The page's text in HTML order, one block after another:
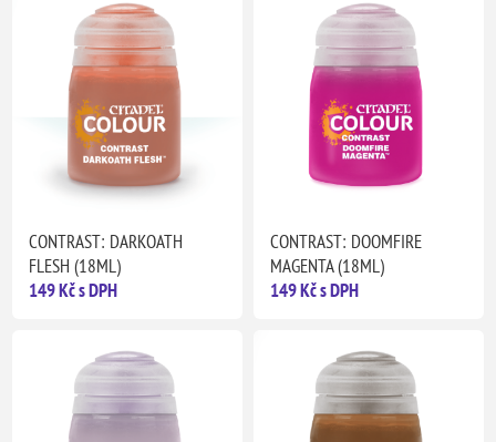
CONTRAST: DARKOATH
FLESH (18ML)
149 Kč s DPH
CONTRAST: DOOMFIRE
MAGENTA (18ML)
149 Kč s DPH